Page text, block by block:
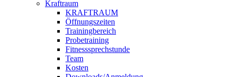
Kraftraum
KRAFTRAUM
Öffnungszeiten
Trainingbereich
Probetraining
Fitnesssprechstunde
Team
Kosten